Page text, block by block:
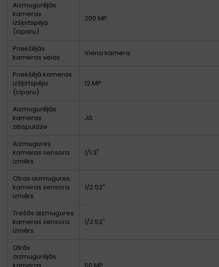
Aizmugurējās
kameras
izšķirtspēja
(ciparu)
200 MP
Priekšējās
kameras veids
Viena kamera
Priekšējā kameras
izšķirtspēja
(ciparu)
12 MP
Aizmugurējās
kameras
zibspuldze
Jā
Aizmugures
kameras sensora
izmērs
1/1.3"
Otras aizmugures
kameras sensora
izmērs
1/2.52"
Trešās aizmugures
kameras sensora
izmērs
1/2.52"
Otrās
aizmugurējās